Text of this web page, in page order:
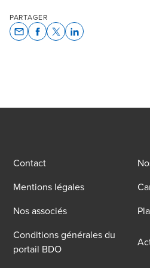
PARTAGER
Contact
Mentions légales
Nos associés
Conditions générales du
portail BDO